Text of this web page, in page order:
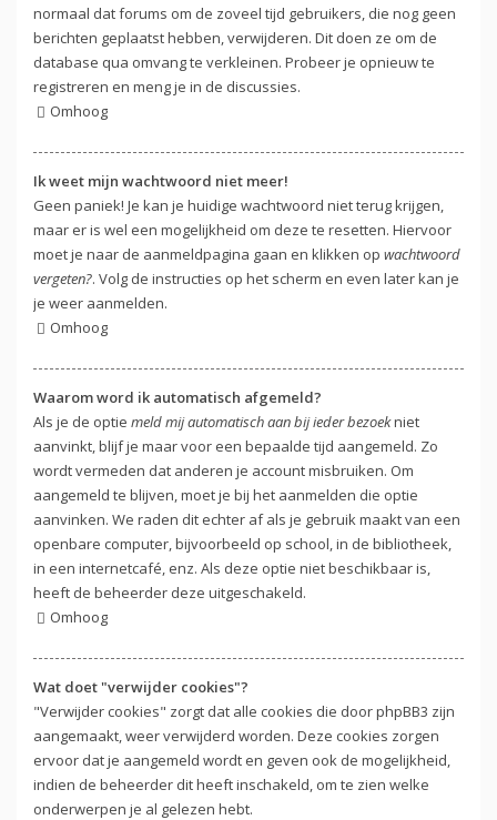
normaal dat forums om de zoveel tijd gebruikers, die nog geen
berichten geplaatst hebben, verwijderen. Dit doen ze om de
database qua omvang te verkleinen. Probeer je opnieuw te
registreren en meng je in de discussies.
Omhoog
Ik weet mijn wachtwoord niet meer!
Geen paniek! Je kan je huidige wachtwoord niet terug krijgen,
maar er is wel een mogelijkheid om deze te resetten. Hiervoor
moet je naar de aanmeldpagina gaan en klikken op wachtwoord
vergeten?. Volg de instructies op het scherm en even later kan je
je weer aanmelden.
Omhoog
Waarom word ik automatisch afgemeld?
Als je de optie meld mij automatisch aan bij ieder bezoekniet
aanvinkt, blijf je maar voor een bepaalde tijd aangemeld. Zo
wordt vermeden dat anderen je account misbruiken. Om
aangemeld te blijven, moet je bij het aanmelden die optie
aanvinken. We raden dit echter af als je gebruik maakt van een
openbare computer, bijvoorbeeld op school, in de bibliotheek,
in een internetcafé, enz. Als deze optie niet beschikbaar is,
heeft de beheerder deze uitgeschakeld.
Omhoog
Wat doet "verwijder cookies"?
"Verwijder cookies" zorgt dat alle cookies die door phpBB3 zijn
aangemaakt, weer verwijderd worden. Deze cookies zorgen
ervoor dat je aangemeld wordt en geven ook de mogelijkheid,
indien de beheerder dit heeft inschakeld, om te zien welke
onderwerpen je al gelezen hebt.